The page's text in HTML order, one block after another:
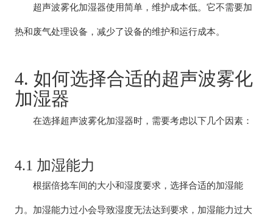
超声波雾化加湿器使用简单，维护成本低。它不需要加
热和废气处理设备，减少了设备的维护和运行成本。
4. 如何选择合适的超声波雾化
加湿器
在选择超声波雾化加湿器时，需要考虑以下几个因素：
4.1 加湿能力
根据倍捻车间的大小和湿度要求，选择合适的加湿能
力。加湿能力过小会导致湿度无法达到要求，加湿能力过大